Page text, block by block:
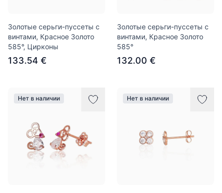
Золотые серьги-пуссеты с
винтами, Красное Золото
585°, Цирконы
133.54 €
Золотые серьги-пуссеты с
винтами, Красное Золото
585°
132.00 €
Нет в наличии Нет в наличии